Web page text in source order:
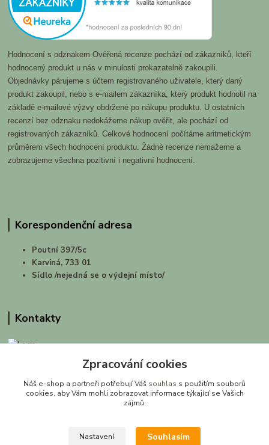
Hodnocení s odznakem Ověřená recenze pochází od zákazníků, kteří
hodnocený produkt u nás v minulosti prokazatelně zakoupili.
Objednávky párujeme s účtem registrovaného uživatele, který daný
produkt zakoupil, nebo s e-mailem zákazníka, který produkt hodnotil na
základě e-mailové výzvy obdržené po nákupu produktu. U ostatních
recenzí bez odznaku nedokážeme nákup ověřit, ale pochází od
registrovaných zákazníků. Celkové hodnocení počítáme aritmetickým
průměrem všech hodnocení produktu. Žádné recenze nemažeme a
zobrazujeme všechna pozitivní i negativní hodnocení.
Korespondenční adresa
Poutní 397/5c
Karviná, 733 01
Sídlo /nejedná se o výdejní místo/
Kontakty
Gabriela Pawlasová Koppová
Zpracování cookies
Náš e-shop a partneři potřebují Váš souhlas s použitím souborů
cookies, aby Vám mohli zobrazovat informace týkající se Vašich
zájmů.
Nastavení Souhlasím